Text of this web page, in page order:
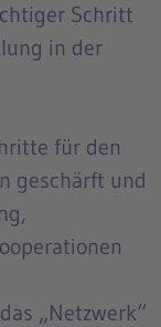
Schritt
in der
für den
geschärft und
„Netzwerk“